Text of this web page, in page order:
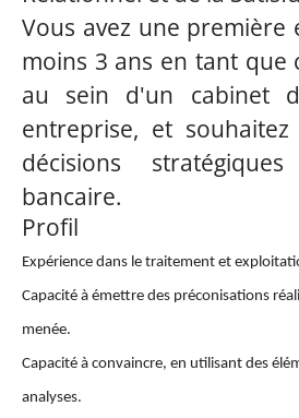
Vous avez une première
moins 3 ans en tant que
au sein d'un cabinet
entreprise, et
décisions
bancaire.
Profil
Expérience dans le traitement et
Capacité à émettre des préconisations
menée.
Capacité à convaincre, en utilisant des
analyses.